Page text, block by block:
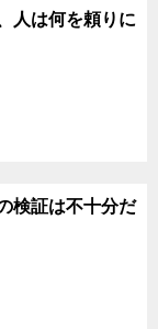
ては、業界が独自
表示義務もないた
しいのが実情だ。
、常にその影響を
匂いを気にするよ
用しつつ、その弊
られるのか。消費
かなどを、平山氏
司が議論した。
人は何を頼りに
検証は不十分だ